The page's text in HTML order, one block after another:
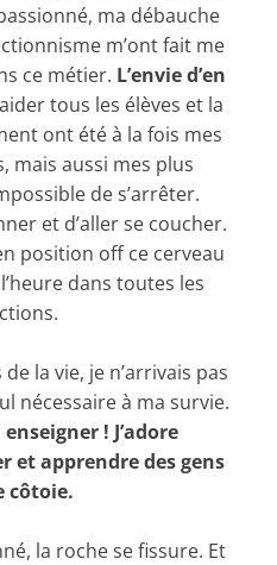
ma débauche
m’ont fait me
ce métier. L’envie d’en
tous les élèves et la
ont été à la fois mes
mais aussi mes plus
de s’arrêter.
et d’aller se coucher.
position off ce cerveau
dans toutes les
la vie, je n’arrivais pas
nécessaire à ma survie.
! J’adore
et apprendre des gens
côtoie.
la roche se fissure. Et